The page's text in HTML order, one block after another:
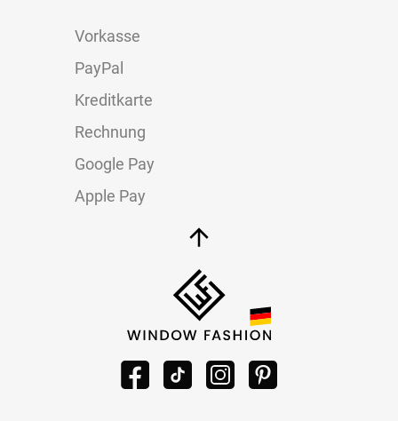
Vorkasse
PayPal
Kreditkarte
Rechnung
Google Pay
Apple Pay